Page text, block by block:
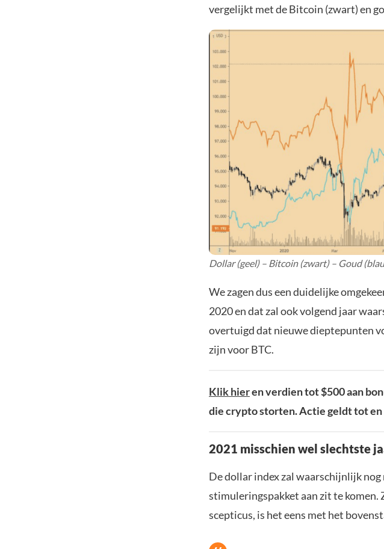
vergelijkt met de Bitcoin (zwart) en
Dollar (geel) – Bitcoin (zwart) – Goud
We zagen dus een duidelijke
2020 en dat zal ook volgend jaar
overtuigd dat nieuwe dieptepunten
zijn voor BTC.
Klik hieren verdien tot $500 aan
die crypto storten. Actie geldt tot en
2021 misschien wel slechtste
De dollar index zal waarschijnlijk
stimuleringspakket aan zit te komen.
scepticus, is het eens met het